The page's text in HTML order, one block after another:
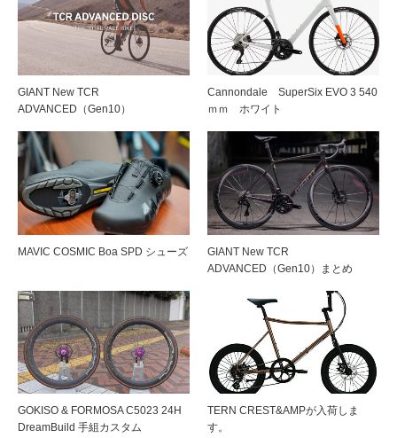
GIANT New TCR
ADVANCED（Gen10）
Cannondale SuperSix EVO 3 540
ｍｍ ホワイト
MAVIC COSMIC Boa SPD シューズ
GIANT New TCR
ADVANCED（Gen10）まとめ
GOKISO & FORMOSA C5023 24H
DreamBuild 手組カスタム
TERN CREST&AMPが入荷しま
す。